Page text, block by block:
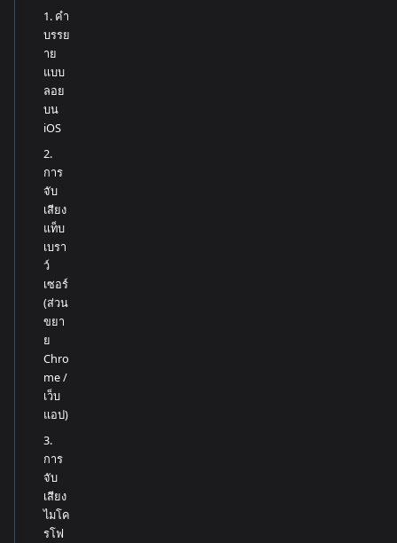
1. คำ
บรรย
าย
แบบ
ลอย
บน
iOS
2.
การ
จับ
เสียง
แท็บ
เบรา
ว์
เซอร์
(ส่วน
ขยา
ย
Chro
me /
เว็บ
แอป)
3.
การ
จับ
เสียง
ไมโค
รโฟ